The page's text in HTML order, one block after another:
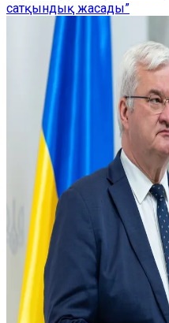
сатқындық жасады”